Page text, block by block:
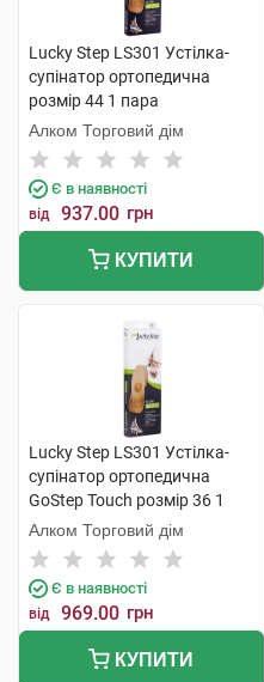
Lucky Step LS301 Устілка-
супінатор ортопедична
розмір 44 1 пара
Алком Торговий дім
Є в наявності
від 937.00 грн
КУПИТИ
Lucky Step LS301 Устілка-
супінатор ортопедична
GoStep Touch розмір 36 1
пара
Алком Торговий дім
Є в наявності
від 969.00 грн
КУПИТИ